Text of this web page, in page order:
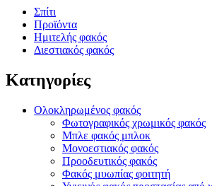
Σπίτι
Προϊόντα
Ημιτελής φακός
Διεστιακός φακός
Κατηγορίες
Ολοκληρωμένος φακός
Φωτογραφικός χρωμικός φακός
Μπλε φακός μπλοκ
Μονοεστιακός φακός
Προοδευτικός φακός
Φακός μυωπίας φοιτητή